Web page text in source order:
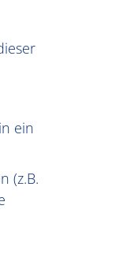
ein
(z.B.